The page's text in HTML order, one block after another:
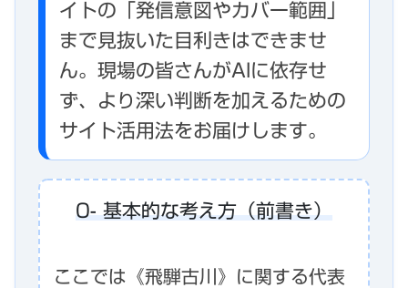
イトの「発信意図やカバー範囲」
まで見抜いた目利きはできませ
ん。現場の皆さんがAIに依存せ
ず、より深い判断を加えるための
サイト活用法をお届けします。
0- 基本的な考え方（前書き）
ここでは《飛騨古川》に関する代表